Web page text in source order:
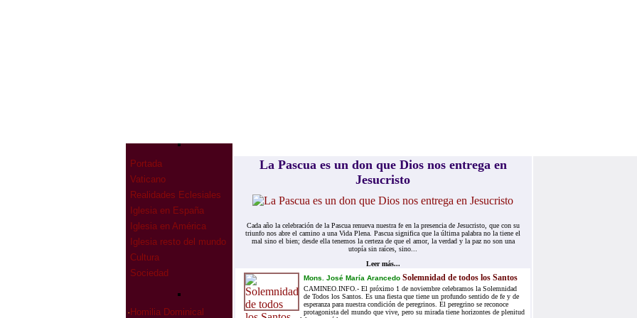
Portada
Vaticano
Realidades Eclesiales
Iglesia en España
Iglesia en América
Iglesia resto del mundo
Cultura
Sociedad
· Homilia Dominical
La Pascua es un don que Dios nos entrega en
Jesucristo
Cada año la celebración de la Pascua renueva nuestra fe en la presencia de Jesucristo, que con su
triunfo nos abre el camino a una Vida Plena. Pascua significa que la última palabra no la tiene el
mal sino el bien; desde ella tenemos la certeza de que el amor, la verdad y la paz no son una
utopía sin raíces, sino...
Leer más...
Mons. José María Arancedo Solemnidad de todos los Santos
CAMINEO.INFO.- El próximo 1 de noviembre celebramos la Solemnidad
de Todos los Santos. Es una fiesta que tiene un profundo sentido de fe y de
esperanza para nuestra condición de peregrinos. El peregrino se reconoce
protagonista del mundo que vive, pero su mirada tiene horizontes de plenitud